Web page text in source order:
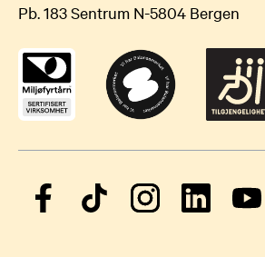
Pb. 183 Sentrum N-5804 Bergen